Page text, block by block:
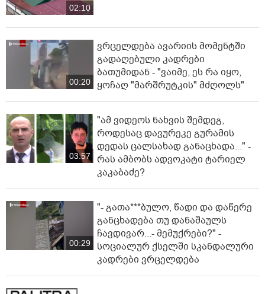
02:10
00:20
ვრცელდება ავარიის მომენტში
გადაღებული კადრები
ბათუმიდან - "ვაიმე, ეს რა იყო,
ყოჩაღ "მარშრუტკის" მძღოლს"
03:57
"ამ ვიდეოს ნახვის შემდეგ,
როდესაც დავურეკე გურამის
დედას ცალსახად განაცხადა..." -
რას ამბობს ადვოკატი ტარიელ
კაკაბაძე?
00:29
"- გათა***ბულო, წადი და დაწერე
განცხადება თუ დანაშაულს
ჩავდივარ...- მემუქრები?" -
სოციალურ ქსელში სკანდალური
კადრები ვრცელდება